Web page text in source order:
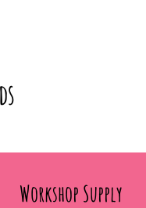
Workshop Supply